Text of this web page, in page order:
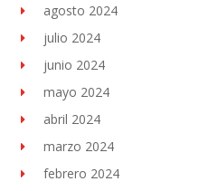
agosto 2024
julio 2024
junio 2024
mayo 2024
abril 2024
marzo 2024
febrero 2024